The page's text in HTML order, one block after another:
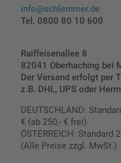
info@schlemmer.de
Tel. 0800 80 10 600
Raiffeisenallee 8
82041 Oberhaching bei
Der Versand erfolgt per
z.B. DHL, UPS oder
DEUTSCHLAND:
€ (ab 250,- € frei)
ÖSTERREICH: Standard
(Alle Preise zzgl. MwSt.)